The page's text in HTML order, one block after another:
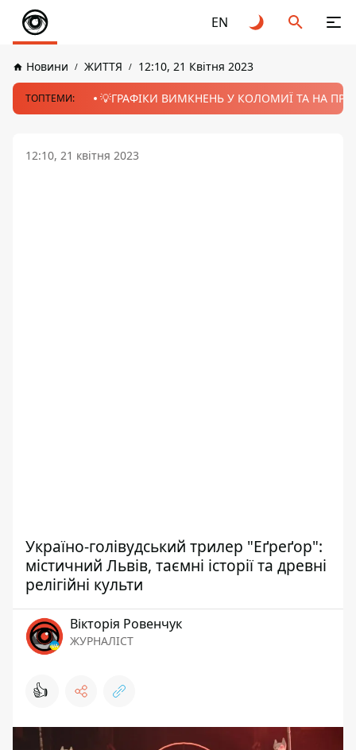
EN
Новини ЖИТТЯ 12:10, 21 Квітня 2023
ТОПТЕМИ: 💡ГРАФІКИ ВИМКНЕНЬ У КОЛОМИЇ ТА НА
12:10, 21 квітня 2023
Україно-голівудський трилер "Еґреґор":
містичний Львів, таємні історії та древні
релігійні культи
Вікторія Ровенчук
ЖУРНАЛІСТ
👍